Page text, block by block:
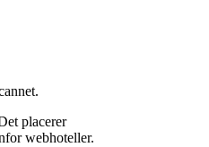
placerer
webhoteller.